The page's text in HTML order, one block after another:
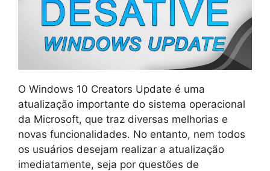
O Windows 10 Creators Update é uma
atualização importante do sistema operacional
da Microsoft, que traz diversas melhorias e
novas funcionalidades. No entanto, nem todos
os usuários desejam realizar a atualização
imediatamente, seja por questões de